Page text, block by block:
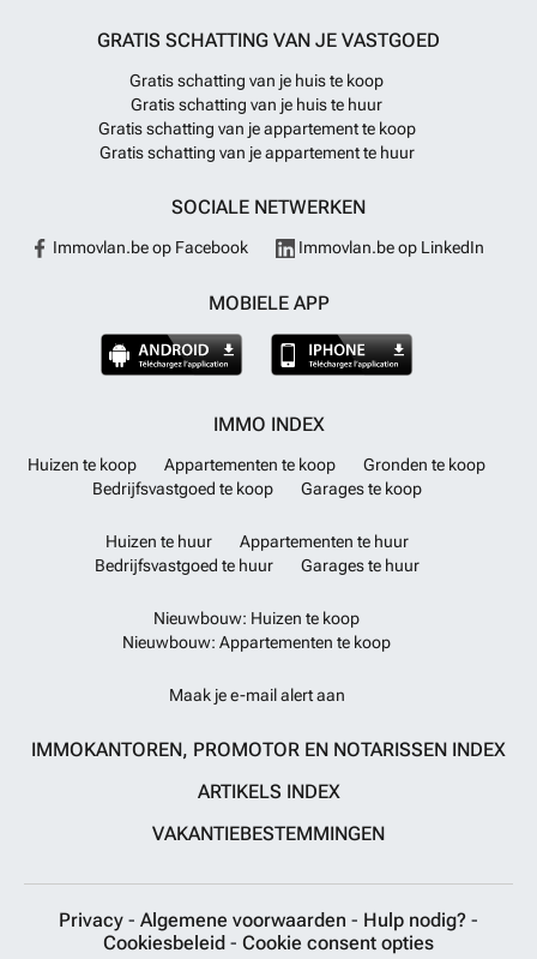
GRATIS SCHATTING VAN JE VASTGOED
Gratis schatting van je huis te koop
Gratis schatting van je huis te huur
Gratis schatting van je appartement te koop
Gratis schatting van je appartement te huur
SOCIALE NETWERKEN
Immovlan.be op Facebook Immovlan.be op LinkedIn
MOBIELE APP
IMMO INDEX
Huizen te koop Appartementen te koop
Gronden te koop
Bedrijfsvastgoed te koop
Garages te koop
Huizen te huur
Appartementen te huur
Bedrijfsvastgoed te huur
Garages te huur
Nieuwbouw: Huizen te koop
Nieuwbouw: Appartementen te koop
Maak je e-mail alert aan
IMMOKANTOREN, PROMOTOR EN NOTARISSEN INDEX
ARTIKELS INDEX
VAKANTIEBESTEMMINGEN
Privacy - Algemene voorwaarden - Hulp nodig? -
Cookiesbeleid - Cookie consent opties